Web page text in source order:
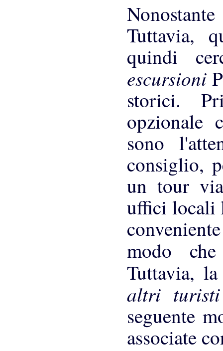
Tuttavia,
quindi
escursioni
storici.
opzionale
sono
consiglio,
un tour
uffici locali
modo
Tuttavia,
altri
seguente
associate